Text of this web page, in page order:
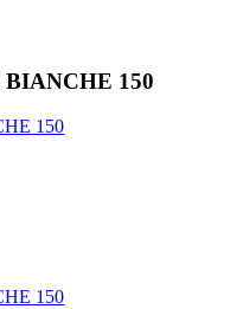
150
150
150